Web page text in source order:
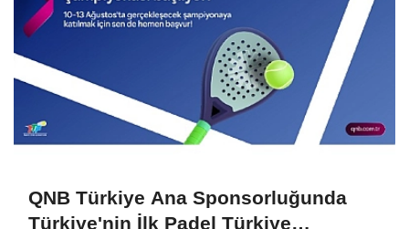
QNB Türkiye Ana Sponsorluğunda
Türkiye'nin İlk Padel Türkiye